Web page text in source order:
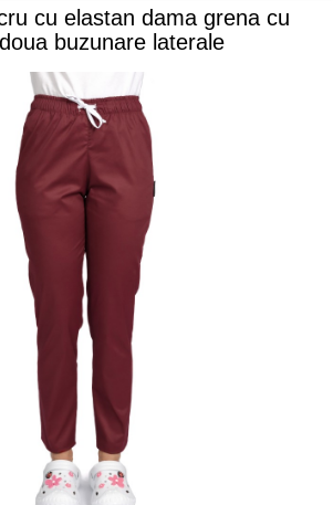
cu elastan dama grena cu
buzunare laterale